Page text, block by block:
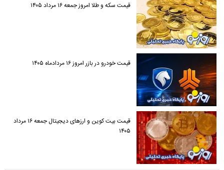
قیمت سکه و طلا امروز جمعه ۱۶ مرداد ۱۴۰۵
قیمت خودرو در بازر امروز ۱۶ مردادماه ۱۴۰۵
قیمت بیت کوین و ارز‌های دیجیتال جمعه ۱۶ مرداد
۱۴۰۵